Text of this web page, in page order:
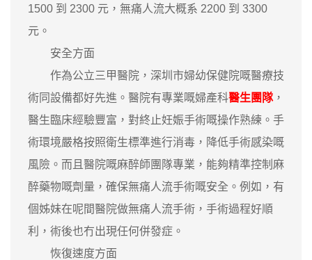
1500 到 2300 元，無痛人流大概系 2200 到 3300
元。
安全方面
作為公立三甲醫院，深圳市婦幼保健院嘅醫療技
術同設備都好先進。醫院有專業嘅婦產科醫生團隊，
醫生臨床經驗豐富，對終止妊娠手術嘅操作熟練。手
術環境嚴格按照衛生標準進行消毒，降低手術感染嘅
風險。而且醫院嘅麻醉師團隊專業，能夠精準控制麻
醉藥物嘅劑量，確保無痛人流手術嘅安全。例如，有
個姊妹在呢間醫院做無痛人流手術，手術過程好順
利，術後也冇出現任何併發症。
恢復速度方面